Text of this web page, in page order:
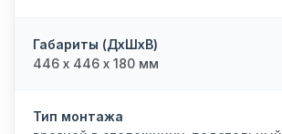
Габариты (ДхШхВ)
446 х 446 х 180 мм
Тип монтажа